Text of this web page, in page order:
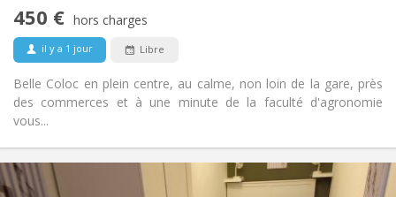
450 € hors charges
il y a 1 jour Libre
Belle Coloc en plein centre, au calme, non loin de la gare, près
des commerces et à une minute de la faculté d'agronomie
vous...
Infos Pratiques